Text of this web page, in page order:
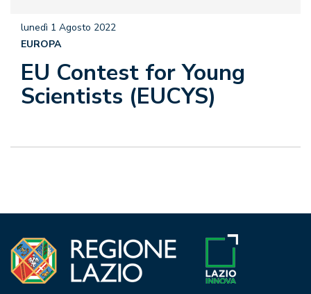
EU Contest for Young
Scientists (EUCYS)
lunedì 1 Agosto 2022
EUROPA